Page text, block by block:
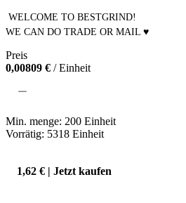
WELCOME TO BESTGRIND!
Preis
0,00809 € / Einheit
Min. menge: 200 Einheit
Vorrätig: 5318 Einheit
1,62 € | Jetzt kaufen